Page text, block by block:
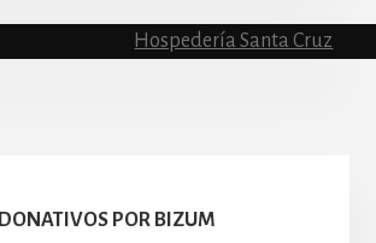
Hospedería
DONATIVOS POR BIZUM